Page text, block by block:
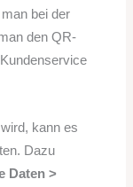
bei der
den QR-
kann es
Dazu
Daten >